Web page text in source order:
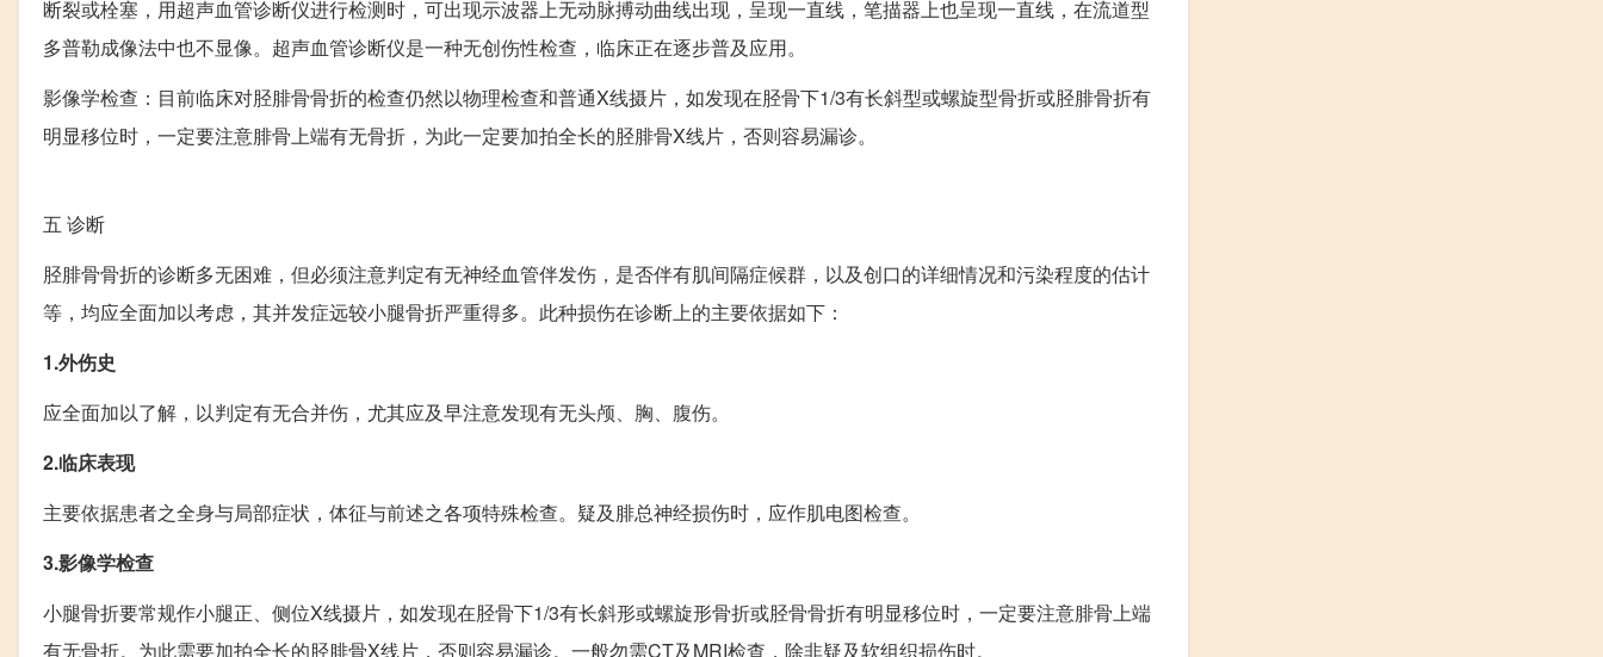
断裂或栓塞，用超声血管诊断仪进行检测时，可出现示波器上无动脉搏动曲线出现，呈现一直线，笔描器上也呈现一直线，在流道型
多普勒成像法中也不显像。超声血管诊断仪是一种无创伤性检查，临床正在逐步普及应用。
影像学检查：目前临床对胫腓骨骨折的检查仍然以物理检查和普通X线摄片，如发现在胫骨下1/3有长斜型或螺旋型骨折或胫腓骨折有
明显移位时，一定要注意腓骨上端有无骨折，为此一定要加拍全长的胫腓骨X线片，否则容易漏诊。
五 诊断
胫腓骨骨折的诊断多无困难，但必须注意判定有无神经血管伴发伤，是否伴有肌间隔症候群，以及创口的详细情况和污染程度的估计
等，均应全面加以考虑，其并发症远较小腿骨折严重得多。此种损伤在诊断上的主要依据如下：
1.外伤史
应全面加以了解，以判定有无合并伤，尤其应及早注意发现有无头颅、胸、腹伤。
2.临床表现
主要依据患者之全身与局部症状，体征与前述之各项特殊检查。疑及腓总神经损伤时，应作肌电图检查。
3.影像学检查
小腿骨折要常规作小腿正、侧位X线摄片，如发现在胫骨下1/3有长斜形或螺旋形骨折或胫骨骨折有明显移位时，一定要注意腓骨上端
有无骨折。为此需要加拍全长的胫腓骨X线片，否则容易漏诊。一般勿需CT及MRI检查，除非疑及软组织损伤时。